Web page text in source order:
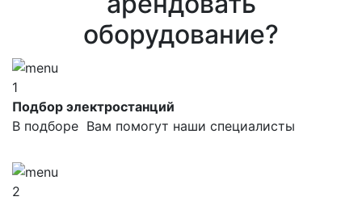
оборудование?
1
Подбор электростанций
В подборе Вам помогут наши специалисты
2